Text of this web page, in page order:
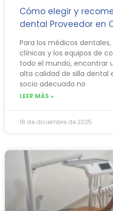
Cómo elegir y
dental Proveedor en
Para los médicos
clínicas y los equipos de
todo el mundo, encontrar
alta calidad de silla dental
socio adecuado no
LEER MÁS »
16 de diciembre de 2025